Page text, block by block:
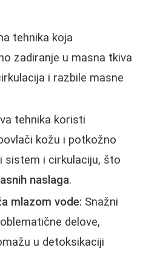
tehnika koja
zadiranje u masna tkiva
i razbile masne
tehnika koristi
kožu i potkožno
sistem i cirkulaciju, što
naslaga.
mlazom vode: Snažni
delove,
u detoksikaciji